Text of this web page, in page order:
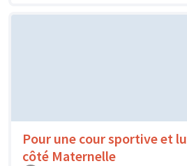
Pour une cour sportive et
côté Maternelle